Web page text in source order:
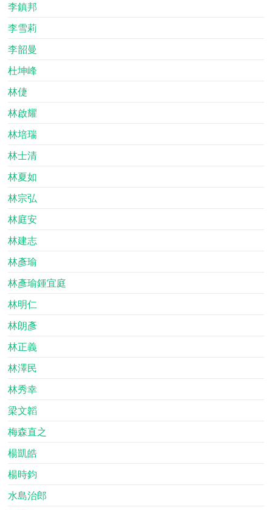
李鎮邦
李雪莉
李韶曼
杜坤峰
林倢
林啟耀
林培瑞
林士清
林夏如
林宗弘
林庭安
林建志
林彥瑜
林彥瑜鍾宜庭
林明仁
林朗彥
林正義
林澤民
林秀幸
梁文韜
梅森直之
楊凱皓
楊時鈞
水島治郎